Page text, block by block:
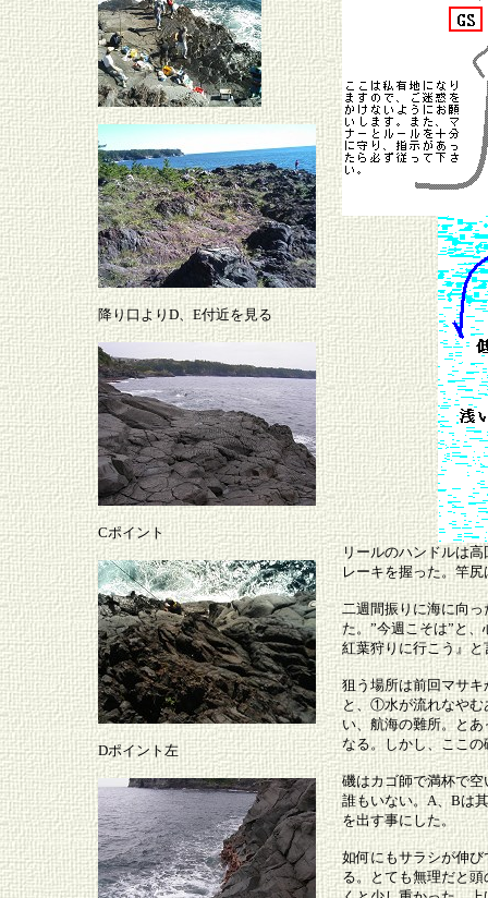
降り口よりD、E付近を見る
Cポイント
Dポイント左
リールのハンドルは
レーキを握った。竿
二週間振りに海に向
た。”今週こそは”と
紅葉狩りに行こう』
狙う場所は前回マサ
と、①水が流れなや
い、航海の難所。と
なる。しかし、ここ
磯はカゴ師で満杯で
誰もいない。A、Bは
を出す事にした。
如何にもサラシが伸
る。とても無理だと